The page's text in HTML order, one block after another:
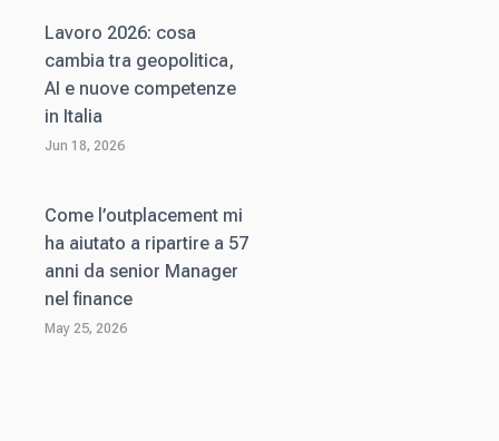
Lavoro 2026: cosa
cambia tra geopolitica,
AI e nuove competenze
in Italia
Jun 18, 2026
Come l’outplacement mi
ha aiutato a ripartire a 57
anni da senior Manager
nel finance
May 25, 2026